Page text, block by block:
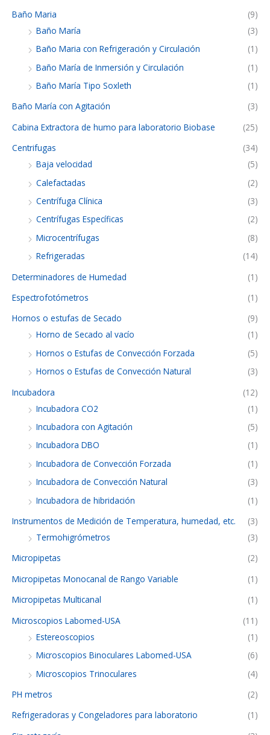
Baño Maria
(9)
Baño María
(3)
Baño Maria con Refrigeración y Circulación
(1)
Baño María de Inmersión y Circulación
(1)
Baño María Tipo Soxleth
(1)
Baño María con Agitación
(3)
Cabina Extractora de humo para laboratorio Biobase
(25)
Centrifugas
(34)
Baja velocidad
(5)
Calefactadas
(2)
Centrífuga Clínica
(3)
Centrífugas Específicas
(2)
Microcentrífugas
(8)
Refrigeradas
(14)
Determinadores de Humedad
(1)
Espectrofotómetros
(1)
Hornos o estufas de Secado
(9)
Horno de Secado al vacío
(1)
Hornos o Estufas de Convección Forzada
(5)
Hornos o Estufas de Convección Natural
(3)
Incubadora
(12)
Incubadora CO2
(1)
Incubadora con Agitación
(5)
Incubadora DBO
(1)
Incubadora de Convección Forzada
(1)
Incubadora de Convección Natural
(3)
Incubadora de hibridación
(1)
Instrumentos de Medición de Temperatura, humedad, etc.
(3)
Termohigrómetros
(3)
Micropipetas
(2)
Micropipetas Monocanal de Rango Variable
(1)
Micropipetas Multicanal
(1)
Microscopios Labomed-USA
(11)
Estereoscopios
(1)
Microscopios Binoculares Labomed-USA
(6)
Microscopios Trinoculares
(4)
PH metros
(2)
Refrigeradoras y Congeladores para laboratorio
(1)